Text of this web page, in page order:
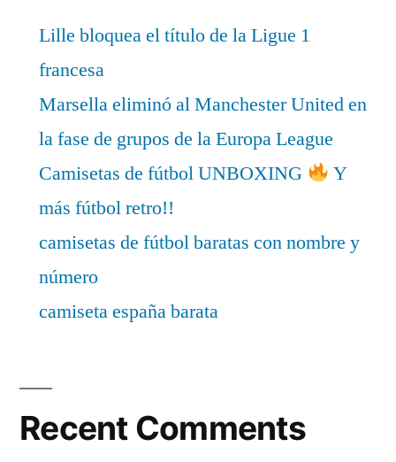
Lille bloquea el título de la Ligue 1
francesa
Marsella eliminó al Manchester United en
la fase de grupos de la Europa League
Camisetas de fútbol UNBOXING
Y
más fútbol retro!!
camisetas de fútbol baratas con nombre y
número
camiseta españa barata
Recent Comments